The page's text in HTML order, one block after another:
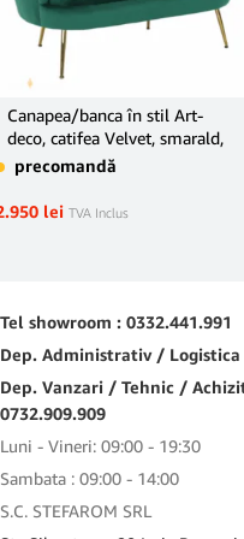
Canapea/banca în stil Art-
deco, catifea Velvet, smarald,
NOBLIN
precomandă
lei TVA Inclus
Tel showroom : 0332.441.991
Dep. Administrativ / Logistica
Dep. Vanzari / Tehnic /
0732.909.909
Luni - Vineri: 09:00 - 19:30
Sambata : 09:00 - 14:00
S.C. STEFAROM SRL